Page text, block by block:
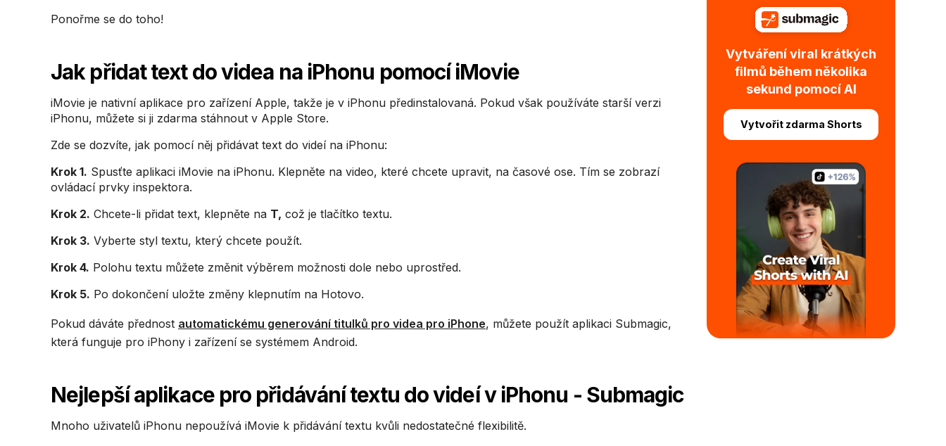
Ponořme se do toho!
Jak přidat text do videa na iPhonu pomocí iMovie
iMovie je nativní aplikace pro zařízení Apple, takže je v iPhonu předinstalovaná. Pokud však používáte starší verzi
iPhonu, můžete si ji zdarma stáhnout v Apple Store.
Zde se dozvíte, jak pomocí něj přidávat text do videí na iPhonu:
Krok 1. Spusťte aplikaci iMovie na iPhonu. Klepněte na video, které chcete upravit, na časové ose. Tím se zobrazí
ovládací prvky inspektora.
Krok 2. Chcete-li přidat text, klepněte na T, což je tlačítko textu.
Krok 3. Vyberte styl textu, který chcete použít.
Krok 4. Polohu textu můžete změnit výběrem možnosti dole nebo uprostřed.
Krok 5. Po dokončení uložte změny klepnutím na Hotovo.
Pokud dáváte přednost automatickému generování titulků pro videa pro iPhone, můžete použít aplikaci Submagic,
která funguje pro iPhony i zařízení se systémem Android.
Nejlepší aplikace pro přidávání textu do videí v iPhonu - Submagic
Mnoho uživatelů iPhonu nepoužívá iMovie k přidávání textu kvůli nedostatečné flexibilitě.
Vytváření viral krátkých
filmů během několika
sekund pomocí AI
Vytvořit zdarma Shorts